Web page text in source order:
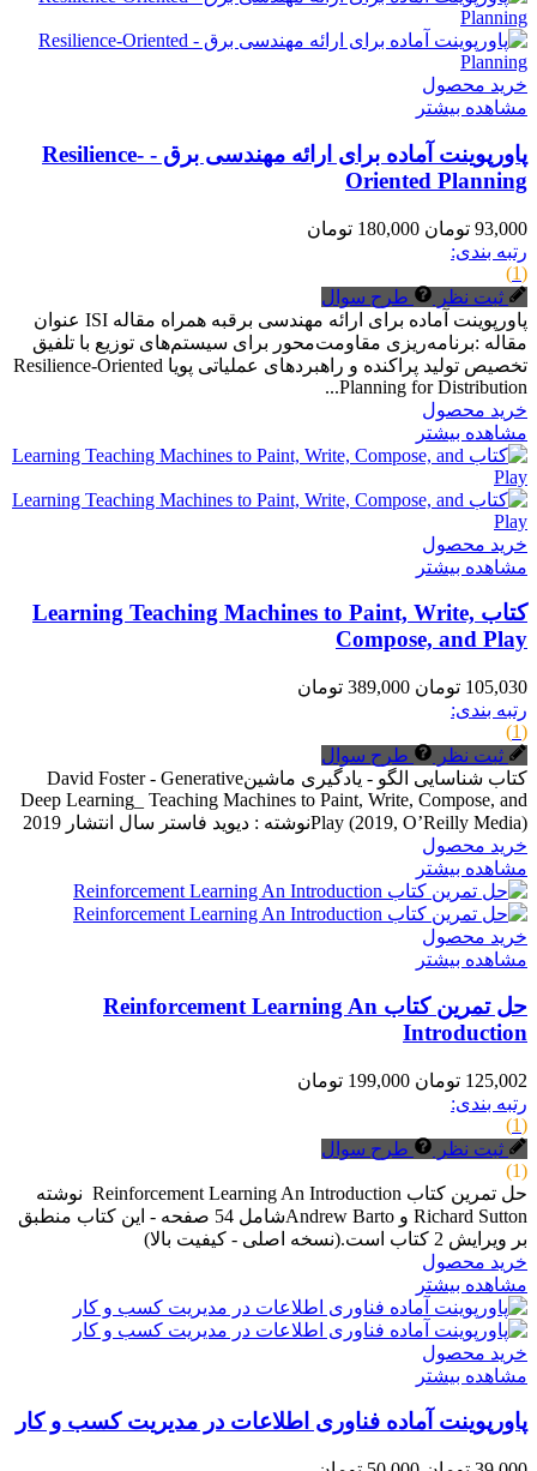
خرید محصول
مشاهده بیشتر
پاورپوینت آماده برای ارائه مهندسی برق - Resilience-
Oriented Planning
93,000 تومان
180,000 تومان
رتبه بندی:
(1)
ثبت نظر
طرح سوال
پاورپوینت آماده برای ارائه مهندسی برقبه همراه مقاله ISI عنوان
مقاله :برنامه‌ریزی مقاومت‌محور برای سیستم‌های توزیع با تلفیق
تخصیص تولید پراکنده و راهبردهای عملیاتی پویا Resilience-Oriented
Planning for Distribution...
خرید محصول
مشاهده بیشتر
خرید محصول
مشاهده بیشتر
کتاب Learning Teaching Machines to Paint, Write,
Compose, and Play
105,030 تومان
389,000 تومان
رتبه بندی:
(1)
ثبت نظر
طرح سوال
کتاب شناسایی الگو - یادگیری ماشینDavid Foster - Generative
Deep Learning_ Teaching Machines to Paint, Write, Compose, and
Play (2019, O’Reilly Media)نوشته : دیوید فاستر سال انتشار 2019
خرید محصول
مشاهده بیشتر
خرید محصول
مشاهده بیشتر
حل تمرین کتاب Reinforcement Learning An
Introduction
125,002 تومان
199,000 تومان
رتبه بندی:
(1)
ثبت نظر
طرح سوال
(1)
حل تمرین کتاب Reinforcement Learning An Introduction نوشته
Richard Sutton و Andrew Bartoشامل 54 صفحه - این کتاب منطبق
بر ویرایش 2 کتاب است.(نسخه اصلی - کیفیت بالا)
خرید محصول
مشاهده بیشتر
خرید محصول
مشاهده بیشتر
پاورپوینت آماده فناوری اطلاعات در مدیریت کسب و کار